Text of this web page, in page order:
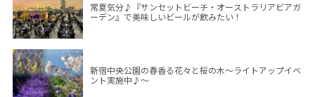
常夏気分♪『サンセットビーチ・オーストラリアビアガ
ーデン』で美味しいビールが飲みたい！
新宿中央公園の春香る花々と桜の木～ライトアップイベ
ント実施中♪～